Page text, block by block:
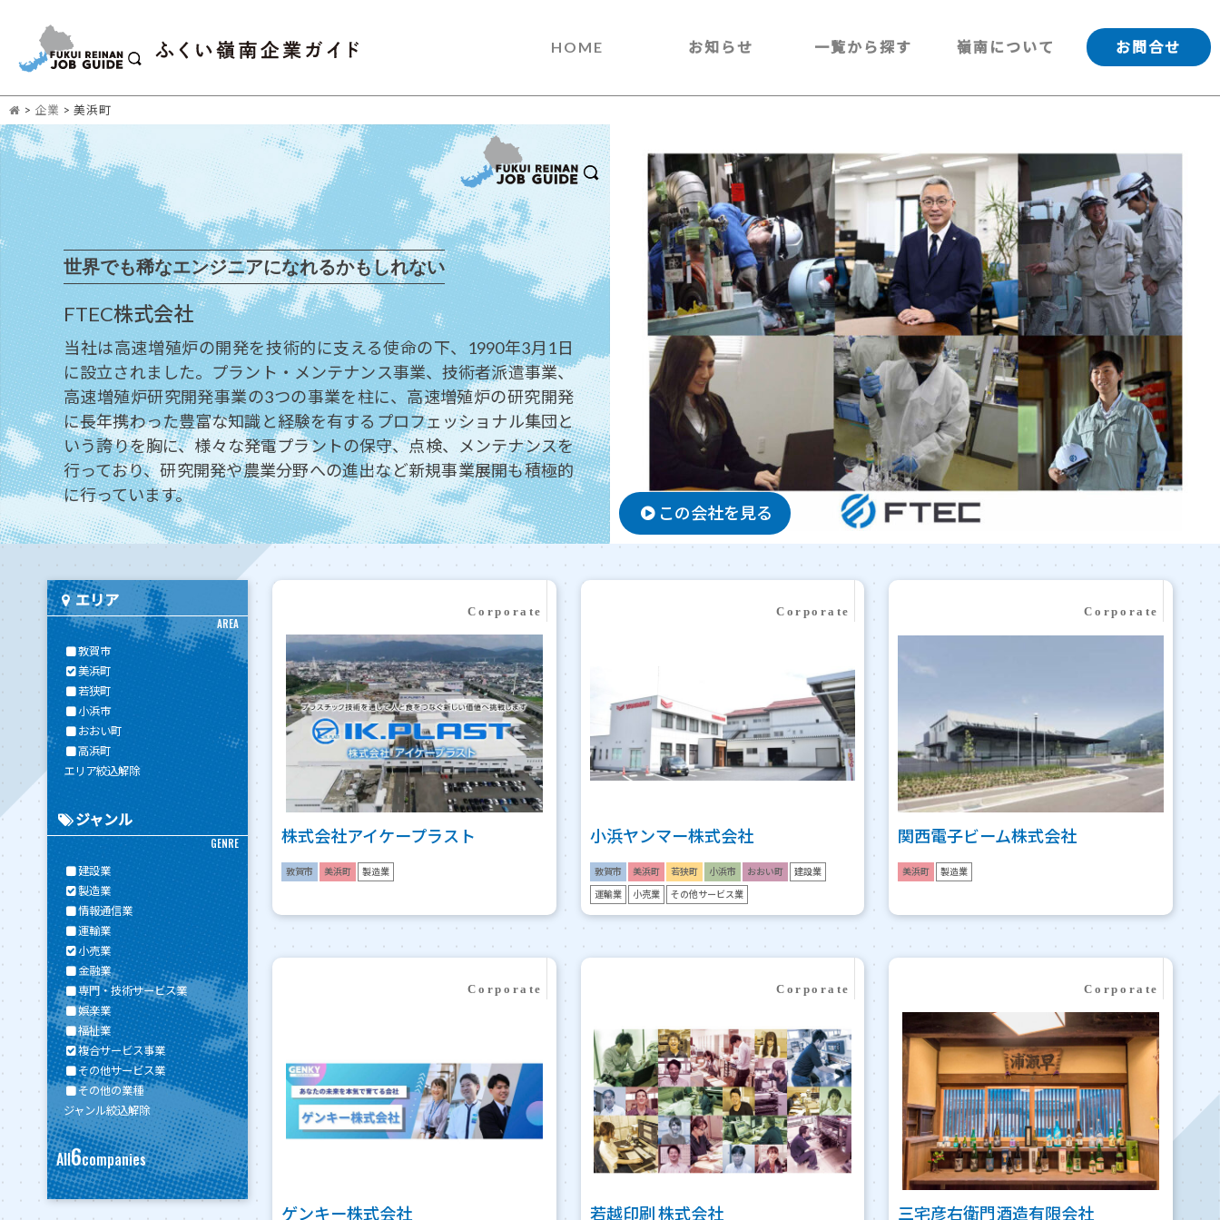
HOME お知らせ 一覧から探す 嶺南について お問合せ
> 企業 > 美浜町
世界でも稀なエンジニアになれるかもしれない
FTEC株式会社
当社は高速増殖炉の開発を技術的に支える使命の下、1990年3月1日
に設立されました。プラント・メンテナンス事業、技術者派遣事業、
高速増殖炉研究開発事業の3つの事業を柱に、高速増殖炉の研究開発
に長年携わった豊富な知識と経験を有するプロフェッショナル集団と
いう誇りを胸に、様々な発電プラントの保守、点検、メンテナンスを
行っており、研究開発や農業分野への進出など新規事業展開も積極的
に行っています。
この会社を見る
エリア
AREA
敦賀市
美浜町
若狭町
小浜市
おおい町
高浜町
エリア絞込解除
ジャンル
GENRE
建設業
製造業
情報通信業
運輸業
小売業
金融業
専門・技術サービス業
娯楽業
福祉業
複合サービス事業
その他サービス業
その他の業種
ジャンル絞込解除
All6companies
株式会社アイケープラスト
敦賀市 美浜町 製造業
小浜ヤンマー株式会社
敦賀市 美浜町 若狭町 小浜市 おおい町 建設業
運輸業 小売業 その他サービス業
関西電子ビーム株式会社
美浜町 製造業
ゲンキー株式会社 若越印刷 株式会社 三宅彦右衛門酒造有限会社